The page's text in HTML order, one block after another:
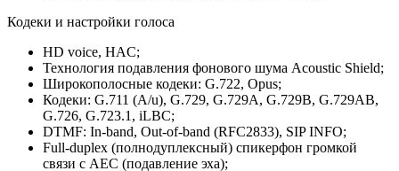
Кодеки и настройки голоса
HD voice, HAC;
Технология подавления фонового шума Acoustic Shield;
Широкополосные кодеки: G.722, Opus;
Кодеки: G.711 (A/u), G.729, G.729A, G.729B, G.729AB,
G.726, G.723.1, iLBC;
DTMF: In-band, Out-of-band (RFC2833), SIP INFO;
Full-duplex (полнодуплексный) спикерфон громкой
связи с AEC (подавление эха);